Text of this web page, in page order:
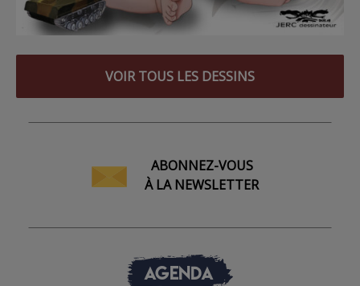
VOIR TOUS LES DESSINS
ABONNEZ-VOUS
À LA NEWSLETTER
AGENDA